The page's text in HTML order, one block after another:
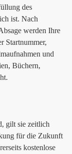
des
ist. Nach
werden Ihre
Startnummer,
und
Büchern,
gilt sie zeitlich
für die Zukunft
kostenlose